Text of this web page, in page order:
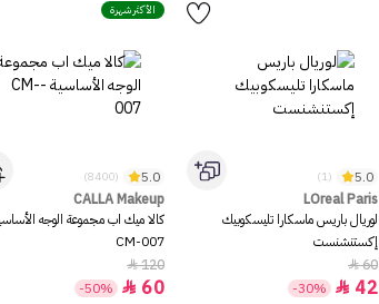
5.0
(1)
LOreal Paris
لوريال باريس ماسكارا تليسكوبيك
إكستنشنست
60

42

-30%
الأكثر شهرة
5.0
(8400)
CALLA Makeup
CM-007
120

60

-50%